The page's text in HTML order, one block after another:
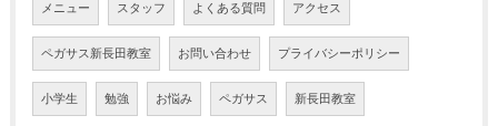
メニュー スタッフ よくある質問 アクセス
ペガサス新長田教室 お問い合わせ プライバシーポリシー
小学生 勉強 お悩み ペガサス 新長田教室